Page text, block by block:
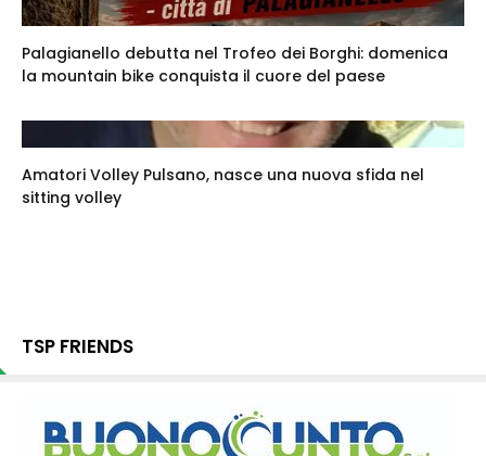
Palagianello debutta nel Trofeo dei Borghi: domenica
la mountain bike conquista il cuore del paese
Amatori Volley Pulsano, nasce una nuova sfida nel
sitting volley
TSP FRIENDS